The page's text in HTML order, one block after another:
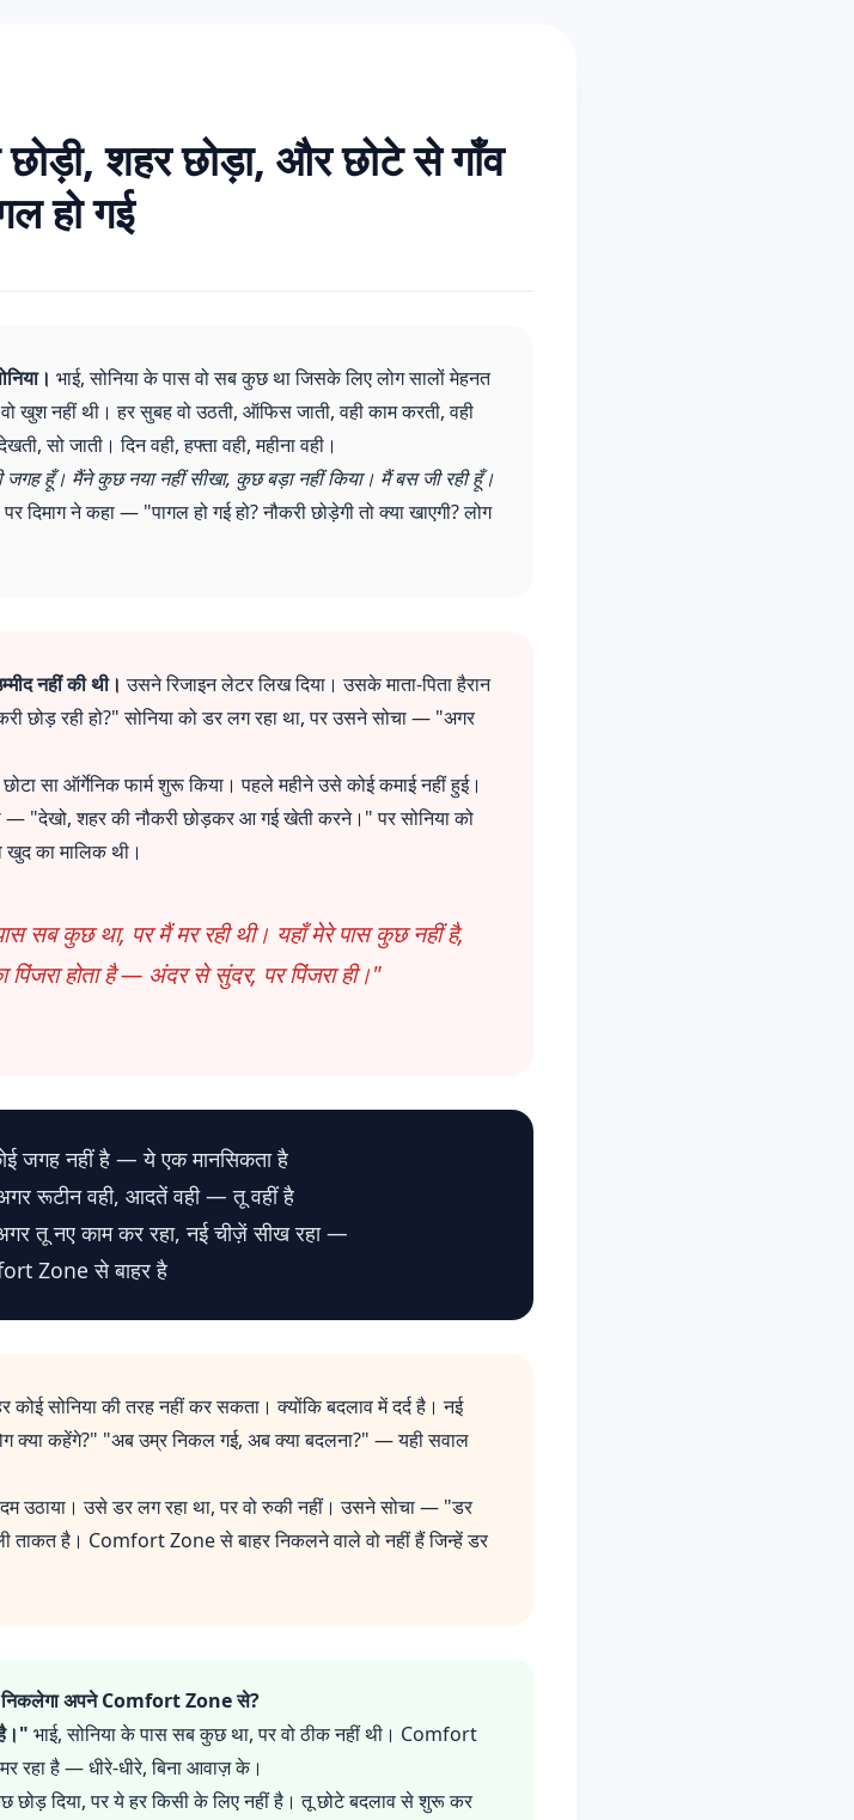
शहर छोड़ा, और छोटे से गाँव
हो गई
भाई, सोनिया के पास वो सब कुछ था जिसके लिए लोग सालों मेहनत
खुश नहीं थी। हर सुबह वो उठती, ऑफिस जाती, वही काम करती, वही
सो जाती। दिन वही, हफ्ता वही, महीना वही।
हूँ। मैंने कुछ नया नहीं सीखा, कुछ बड़ा नहीं किया। मैं बस जी रही हूँ।
ने कहा — "पागल हो गई हो? नौकरी छोड़ेगी तो क्या खाएगी? लोग
नहीं की थी। उसने रिजाइन लेटर लिख दिया। उसके माता-पिता हैरान
छोड़ रही हो?" सोनिया को डर लग रहा था, पर उसने सोचा — "अगर
सा ऑर्गेनिक फार्म शुरू किया। पहले महीने उसे कोई कमाई नहीं हुई।
— "देखो, शहर की नौकरी छोड़कर आ गई खेती करने।" पर सोनिया को
खुद का मालिक थी।
सब कुछ था, पर मैं मर रही थी। यहाँ मेरे पास कुछ नहीं है,
होता है — अंदर से सुंदर, पर पिंजरा ही।"
जगह नहीं है — ये एक मानसिकता है
रूटीन वही, आदतें वही — तू वहीं है
तू नए काम कर रहा, नई चीज़ें सीख रहा —
Zone से बाहर है
कोई सोनिया की तरह नहीं कर सकता। क्योंकि बदलाव में दर्द है। नई
क्या कहेंगे?" "अब उम्र निकल गई, अब क्या बदलना?" — यही सवाल
उठाया। उसे डर लग रहा था, पर वो रुकी नहीं। उसने सोचा — "डर
है। Comfort Zone से बाहर निकलने वाले वो नहीं हैं जिन्हें डर
निकलेगा अपने Comfort Zone से?
भाई, सोनिया के पास सब कुछ था, पर वो ठीक नहीं थी। Comfort
रहा है — धीरे-धीरे, बिना आवाज़ के।
छोड़ दिया, पर ये हर किसी के लिए नहीं है। तू छोटे बदलाव से शुरू कर